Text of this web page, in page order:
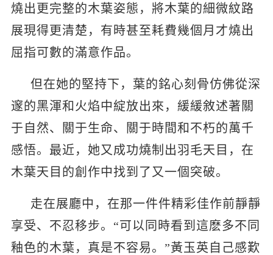
燒出更完整的木葉姿態，將木葉的細微紋路
展現得更清楚，有時甚至耗費幾個月才燒出
屈指可數的滿意作品。
但在她的堅持下，葉的銘心刻骨仿佛從深
邃的黑渾和火焰中綻放出來，緩緩敘述著關
于自然、關于生命、關于時間和不朽的萬千
感悟。最近，她又成功燒制出羽毛天目，在
木葉天目的創作中找到了又一個突破。
走在展廳中，在那一件件精彩佳作前靜靜
享受、不忍移步。“可以同時看到這麽多不同
釉色的木葉，真是不容易。”黃玉英自己感歎